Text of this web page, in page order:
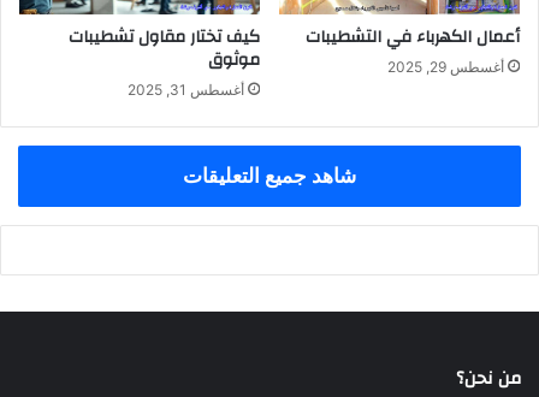
أعمال الكهرباء في التشطيبات
أغسطس 29, 2025
كيف تختار مقاول تشطيبات
موثوق
أغسطس 31, 2025
شاهد جميع التعليقات
من نحن؟